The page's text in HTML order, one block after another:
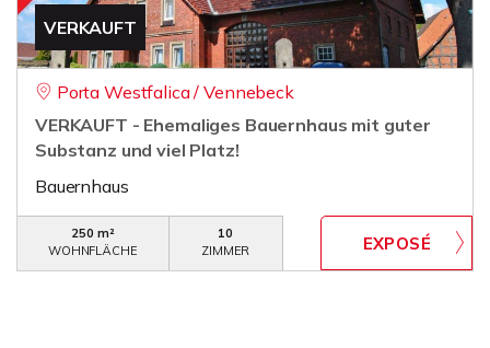
VERKAUFT
Porta Westfalica / Vennebeck
VERKAUFT - Ehemaliges Bauernhaus mit guter
Substanz und viel Platz!
Bauernhaus
250 m²
WOHNFLÄCHE
10
ZIMMER